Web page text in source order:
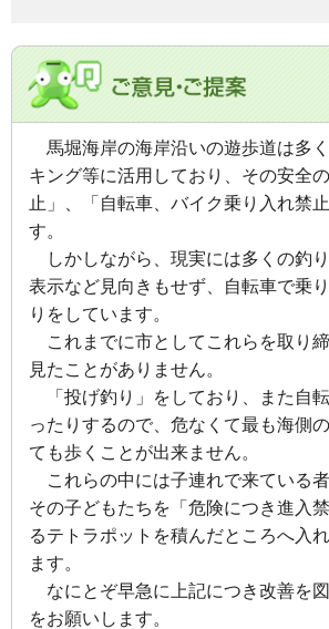
馬堀海岸の海岸沿いの遊歩道は多
キング等に活用しており、その安全
止」、「自転車、バイク乗り入れ禁
す。
しかしながら、現実には多くの釣
表示など見向きもせず、自転車で乗
りをしています。
これまでに市としてこれらを取り
見たことがありません。
「投げ釣り」をしており、また自
ったりするので、危なくて最も海側
ても歩くことが出来ません。
これらの中には子連れで来ている
その子どもたちを「危険につき進入
るテトラポットを積んだところへ入
ます。
なにとぞ早急に上記につき改善を
をお願いします。